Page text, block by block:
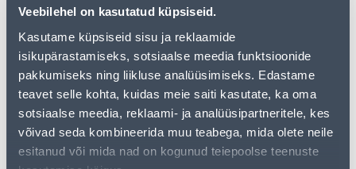
Veebilehel on kasutatud küpsiseid.
Kasutame küpsiseid sisu ja reklaamide
isikupärastamiseks, sotsiaalse meedia funktsioonide
pakkumiseks ning liikluse analüüsimiseks. Edastame
teavet selle kohta, kuidas meie saiti kasutate, ka oma
sotsiaalse meedia, reklaami- ja analüüsipartneritele, kes
võivad seda kombineerida muu teabega, mida olete neile
esitanud või mida nad on kogunud teiepoolse teenuste
haarde tagamiseks peopesa ja sõrmede otstest
karestatud.
• Sobivad kasutamiseks erinevatel üldtöödel,
ehitustöödel, koristustöödel, tööstuses,
põllumajanduses ja kodumajapidamises.
• Vastupidavad teatud kemikaalide kokkupuutel ja
kaitsevad mikroorganismide eest.
• 14-päevane tagastusõigus.